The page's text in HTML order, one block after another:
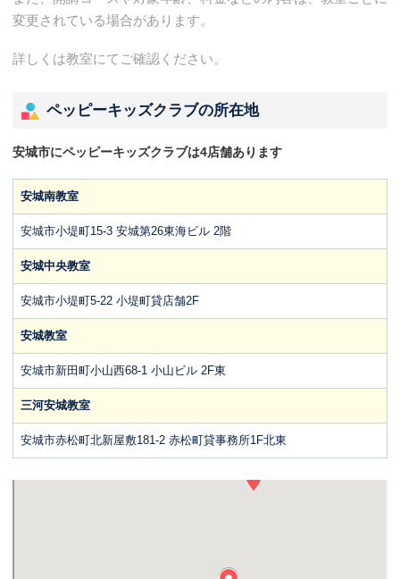
変更されている場合があります。
詳しくは教室にてご確認ください。
ペッピーキッズクラブの所在地
安城市にペッピーキッズクラブは4店舗あります
安城南教室
安城市小堤町15-3 安城第26東海ビル 2階
安城中央教室
安城市小堤町5-22 小堤町貸店舗2F
安城教室
安城市新田町小山西68-1 小山ビル 2F東
三河安城教室
安城市赤松町北新屋敷181-2 赤松町貸事務所1F北東